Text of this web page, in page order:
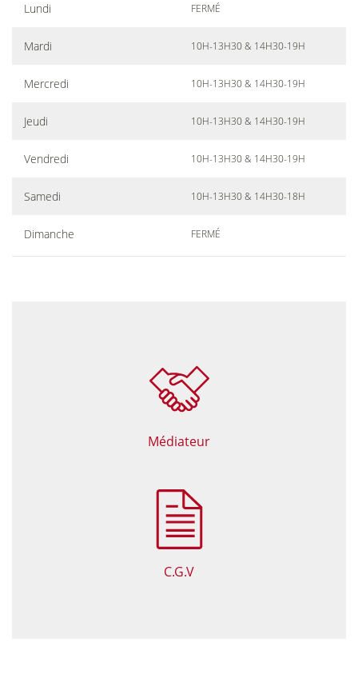
Lundi FERMÉ
Mardi 10H-13H30 & 14H30-19H
Mercredi 10H-13H30 & 14H30-19H
Jeudi 10H-13H30 & 14H30-19H
Vendredi 10H-13H30 & 14H30-19H
Samedi 10H-13H30 & 14H30-18H
Dimanche FERMÉ
Médiateur
C.G.V